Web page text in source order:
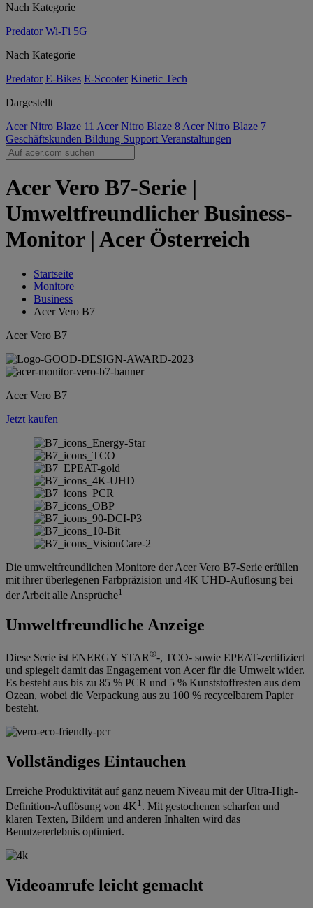
Nach Kategorie
Predator Wi-Fi 5G
Nach Kategorie
Predator E-Bikes E-Scooter Kinetic Tech
Dargestellt
Acer Nitro Blaze 11 Acer Nitro Blaze 8 Acer Nitro Blaze 7
Geschäftskunden Bildung Support Veranstaltungen
Acer Vero B7-Serie |
Umweltfreundlicher Business-
Monitor | Acer Österreich
Startseite
Monitore
Business
Acer Vero B7
Acer Vero B7
Acer Vero B7
Jetzt kaufen
Die umweltfreundlichen Monitore der Acer Vero B7-Serie erfüllen
mit ihrer überlegenen Farbpräzision und 4K UHD-Auflösung bei
der Arbeit alle Ansprüche1
Umweltfreundliche Anzeige
Diese Serie ist ENERGY STAR®-, TCO- sowie EPEAT-zertifiziert
und spiegelt damit das Engagement von Acer für die Umwelt wider.
Es besteht aus bis zu 85 % PCR und 5 % Kunststoffresten aus dem
Ozean, wobei die Verpackung aus zu 100 % recycelbarem Papier
besteht.
Vollständiges Eintauchen
Erreiche Produktivität auf ganz neuem Niveau mit der Ultra-High-
Definition-Auflösung von 4K1. Mit gestochenen scharfen und
klaren Texten, Bildern und anderen Inhalten wird das
Benutzererlebnis optimiert.
Videoanrufe leicht gemacht